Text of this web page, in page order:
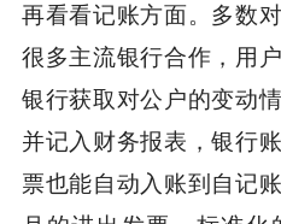
再看看记账方面。多数
很多主流银行合作，用
银行获取对公户的变动
并记入财务报表，银行
票也能自动入账到自记